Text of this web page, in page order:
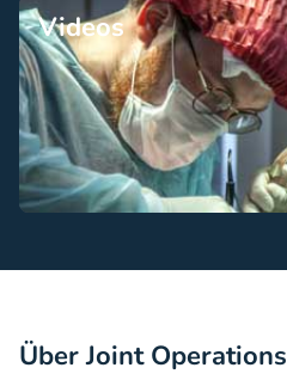
Videos
Über Joint Operations